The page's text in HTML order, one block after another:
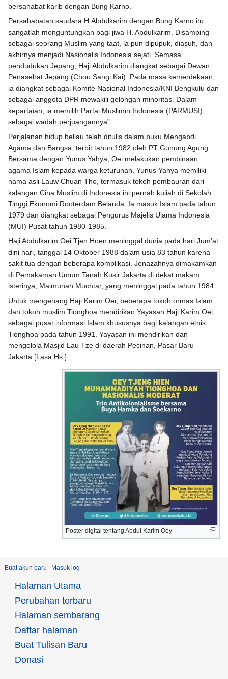
bersahabat karib dengan Bung Karno.
Persahabatan saudara H.Abdulkarim dengan Bung Karno itu
sangatlah menguntungkan bagi jiwa H. Abdulkarim. Disamping
sebagai seorang Muslim yang taat, ia pun dipupuk, diasuh, dan
akhirnya menjadi Nasionalis Indonesia sejati. Semasa
pendudukan Jepang, Haji Abdulkarim diangkat sebagai Dewan
Penasehat Jepang (Chou Sangi Kai). Pada masa kemerdekaan,
ia diangkat sebagai Komite Nasional Indonesia/KNI Bengkulu dan
sebagai anggota DPR mewakili golongan minoritas. Dalam
kepartaian, ia memilih Partai Muslimin Indonesia (PARMUSI)
sebagai wadah perjuangannya”.
Perjalanan hidup beliau telah ditulis dalam buku Mengabdi
Agama dan Bangsa, terbit tahun 1982 oleh PT Gunung Agung.
Bersama dengan Yunus Yahya, Oei melakukan pembinaan
agama Islam kepada warga keturunan. Yunus Yahya memiliki
nama asli Lauw Chuan Tho, termasuk tokoh pembauran dari
kalangan Cina Muslim di Indonesia ini pernah kuliah di Sekolah
Tinggi Ekonomi Rooterdam Belanda. Ia masuk Islam pada tahun
1979 dan diangkat sebagai Pengurus Majelis Ulama Indonesia
(MUI) Pusat tahun 1980-1985.
Haji Abdulkarim Oei Tjen Hoen meninggal dunia pada hari Jum’at
dini hari, tanggal 14 Oktober 1988 dalam usia 83 tahun karena
sakit tua dengan beberapa komplikasi. Jenazahnya dimakamkan
di Pemakaman Umum Tanah Kusir Jakarta di dekat makam
isterinya, Maimunah Muchtar, yang meninggal pada tahun 1984.
Untuk mengenang Haji Karim Oei, beberapa tokoh ormas Islam
dan tokoh muslim Tionghoa mendirikan Yayasan Haji Karim Oei,
sebagai pusat informasi Islam khususnya bagi kalangan etnis
Tionghoa pada tahun 1991. Yayasan ini mendirikan dan
mengelola Masjid Lau Tze di daerah Pecinan, Pasar Baru
Jakarta.[Lasa Hs.]
Poster digital tentang Abdul Karim Oey
Buat akun baru Masuk log
Halaman Utama
Perubahan terbaru
Halaman sembarang
Daftar halaman
Buat Tulisan Baru
Donasi